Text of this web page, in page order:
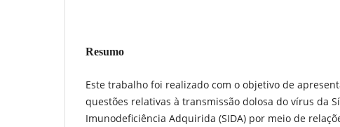
Resumo
Este trabalho foi realizado com o objetivo de
questões relativas à transmissão dolosa do vírus da
Imunodeficiência Adquirida (SIDA) por meio de